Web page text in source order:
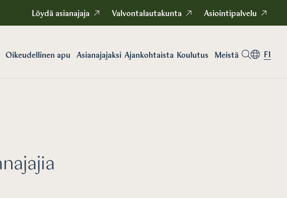
Löydä asianajaja Valvontalautakunta Asiointipalvelu
Oikeudellinen apu Asianajajaksi Ajankohtaista Koulutus Meistä FI